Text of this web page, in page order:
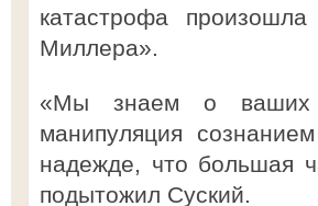
катастрофа
Миллера».
«Мы знаем о ваших
манипуляция
надежде, что большая
подытожил Суский.